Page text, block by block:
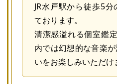
JR水戸駅から徒歩5
ております。
清潔感溢れる個室鑑
内では幻想的な音楽
いをお楽しみいただけ